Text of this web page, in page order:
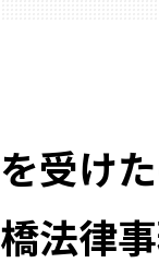
受け
法律